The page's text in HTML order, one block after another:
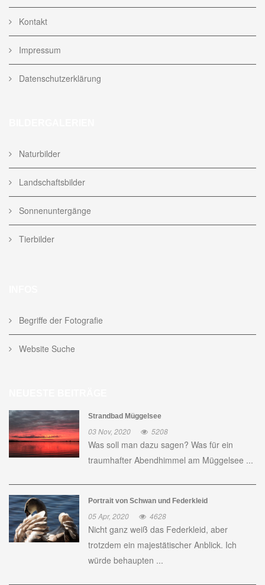
Kontakt
Impressum
Datenschutzerklärung
Naturbilder
Landschaftsbilder
Sonnenuntergänge
Tierbilder
Begriffe der Fotografie
Website Suche
Strandbad Müggelsee
03 Nov, 2020 5208
Was soll man dazu sagen? Was für ein
traumhafter Abendhimmel am Müggelsee ...
Portrait von Schwan und Federkleid
05 Apr, 2020 4628
Nicht ganz weiß das Federkleid, aber
trotzdem ein majestätischer Anblick. Ich
würde behaupten ...